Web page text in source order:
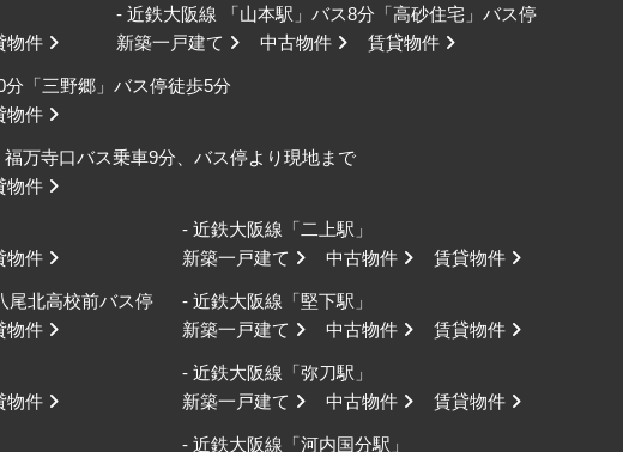
物件
- 近鉄大阪線 「山本駅」バス8分「高砂住宅」バス停
新築一戸建て
中古物件 賃貸物件
「三野郷」バス停徒歩5分
物件
万寺口バス乗車9分、バス停より現地まで
物件
物件
- 近鉄大阪線「二上駅」
新築一戸建て
中古物件 賃貸物件
北高校前バス停
物件
- 近鉄大阪線「堅下駅」
新築一戸建て
中古物件 賃貸物件
物件
- 近鉄大阪線「弥刀駅」
新築一戸建て
中古物件 賃貸物件
- 近鉄大阪線「河内国分駅」